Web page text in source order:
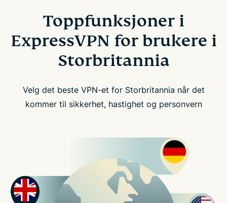
Toppfunksjoner i
ExpressVPN for brukere i
Storbritannia
Velg det beste VPN-et for Storbritannia når det
kommer til sikkerhet, hastighet og personvern